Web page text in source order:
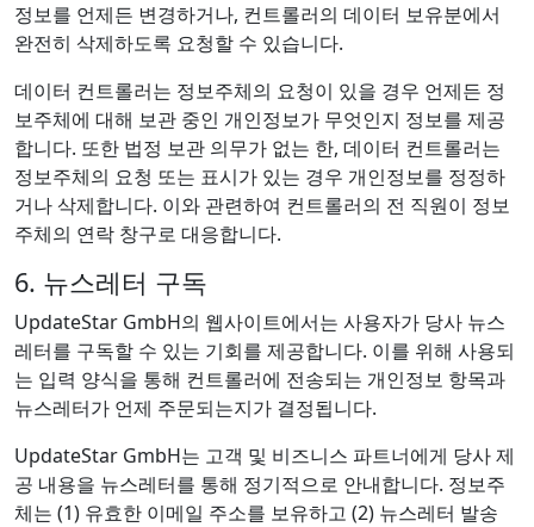
정보를 언제든 변경하거나, 컨트롤러의 데이터 보유분에서
완전히 삭제하도록 요청할 수 있습니다.
데이터 컨트롤러는 정보주체의 요청이 있을 경우 언제든 정
보주체에 대해 보관 중인 개인정보가 무엇인지 정보를 제공
합니다. 또한 법정 보관 의무가 없는 한, 데이터 컨트롤러는
정보주체의 요청 또는 표시가 있는 경우 개인정보를 정정하
거나 삭제합니다. 이와 관련하여 컨트롤러의 전 직원이 정보
주체의 연락 창구로 대응합니다.
6. 뉴스레터 구독
UpdateStar GmbH의 웹사이트에서는 사용자가 당사 뉴스
레터를 구독할 수 있는 기회를 제공합니다. 이를 위해 사용되
는 입력 양식을 통해 컨트롤러에 전송되는 개인정보 항목과
뉴스레터가 언제 주문되는지가 결정됩니다.
UpdateStar GmbH는 고객 및 비즈니스 파트너에게 당사 제
공 내용을 뉴스레터를 통해 정기적으로 안내합니다. 정보주
체는 (1) 유효한 이메일 주소를 보유하고 (2) 뉴스레터 발송